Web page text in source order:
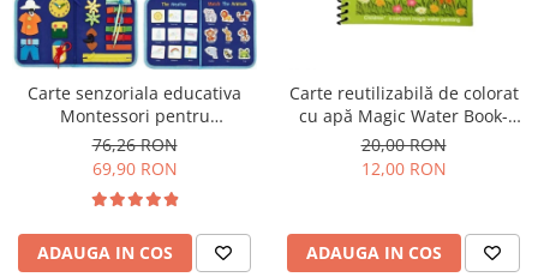
Carte senzoriala educativa
Montessori pentru
dezvoltarea abilitatilor motorii
model dinozauri albastru 8
pagini
76,26 RON
69,90 RON
ADAUGA IN COS
Carte reutilizabilă de colorat
cu apă Magic Water Book-
animale
20,00 RON
12,00 RON
ADAUGA IN COS